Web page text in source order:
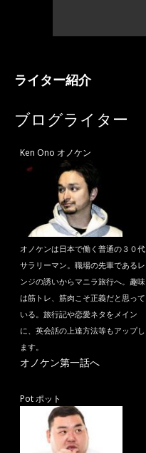
ライター紹介
ブログライター
Ken Ono オノケン
オノケンは日本で働く普通の３０代
サラリーマン。職場の先輩であるレ
ンジの誘いからマニラ旅行へ。趣味
は筋トレ、筋肉こそ正義だと思って
いる。旅行記や恋愛ネタをメイン
に、英会話の上達方法等もアップし
ます。
オノケン第一話へ
Pot ポット